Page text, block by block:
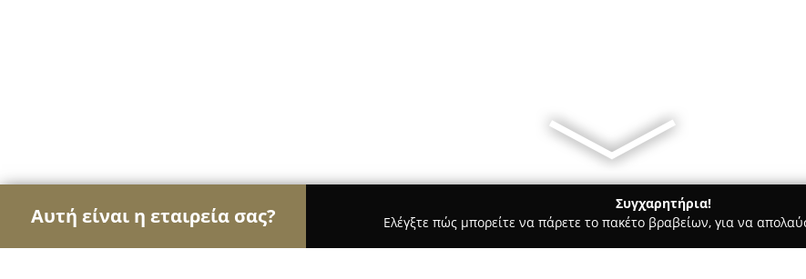
Αυτή είναι η εταιρεία σας?
Συγχαρητήρια!
Ελέγξτε πώς μπορείτε να πάρετε το πακέτο βραβείων, για να